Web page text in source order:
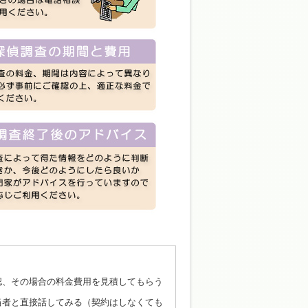
その場合の料金費用を見積してもらう
と直接話してみる（契約はしなくても